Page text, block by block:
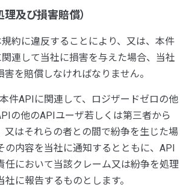
理及び損害賠償）
約に違反することにより、又は、本件
連して当社に損害を与えた場合、当社
害を賠償しなければなりません。
件APIに関連して、ロジザードゼロの他
の他のAPIユーザ若しくは第三者から
又はそれらの者との間で紛争を生じた場
の内容を当社に通知するとともに、API
任において当該クレーム又は紛争を処理
社に報告するものとします。